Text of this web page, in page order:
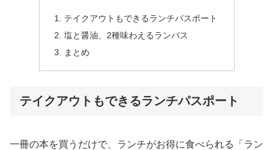
テイクアウトもできるランチパスポート
塩と醤油、2種味わえるランパス
まとめ
テイクアウトもできるランチパスポート
一冊の本を買うだけで、ランチがお得に食べられる「ラン